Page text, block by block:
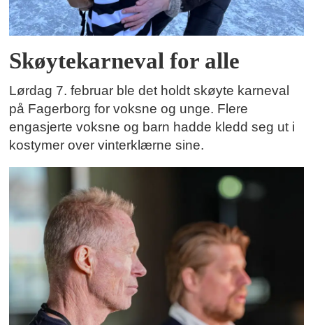
Skøytekarneval for alle
Lørdag 7. februar ble det holdt skøyte karneval
på Fagerborg for voksne og unge. Flere
engasjerte voksne og barn hadde kledd seg ut i
kostymer over vinterklærne sine.